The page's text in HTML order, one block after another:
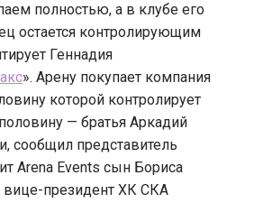
полностью, а в клубе его
остается контролирующим
Геннадия
». Арену покупает компания
которой контролирует
— братья Аркадий
сообщил представитель
Arena Events сын Бориса
вице-президент ХК СКА